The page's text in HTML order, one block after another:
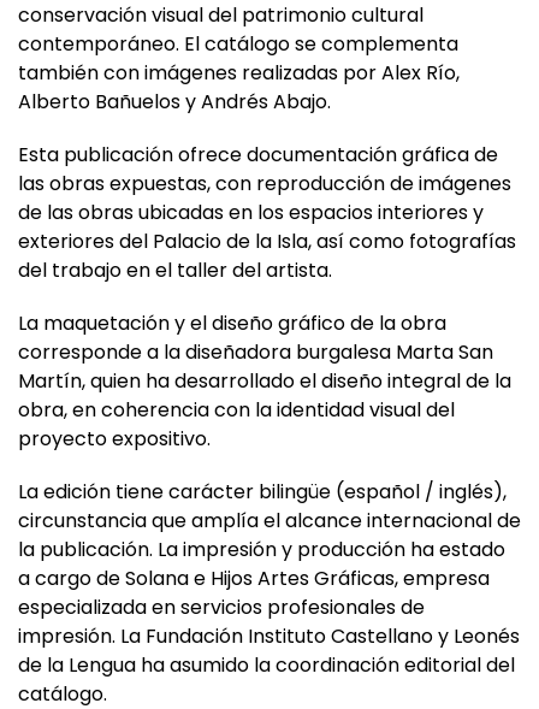
conservación visual del patrimonio cultural
contemporáneo. El catálogo se complementa
también con imágenes realizadas por Alex Río,
Alberto Bañuelos y Andrés Abajo.
Esta publicación ofrece documentación gráfica de
las obras expuestas, con reproducción de imágenes
de las obras ubicadas en los espacios interiores y
exteriores del Palacio de la Isla, así como fotografías
del trabajo en el taller del artista.
La maquetación y el diseño gráfico de la obra
corresponde a la diseñadora burgalesa Marta San
Martín, quien ha desarrollado el diseño integral de la
obra, en coherencia con la identidad visual del
proyecto expositivo.
La edición tiene carácter bilingüe (español / inglés),
circunstancia que amplía el alcance internacional de
la publicación. La impresión y producción ha estado
a cargo de Solana e Hijos Artes Gráficas, empresa
especializada en servicios profesionales de
impresión. La Fundación Instituto Castellano y Leonés
de la Lengua ha asumido la coordinación editorial del
catálogo.